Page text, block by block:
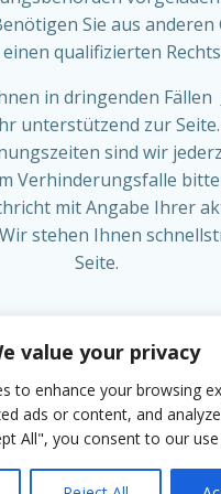
value your privacy
to enhance your browsing
ads or content, and
All", you consent to our
Sie aus anderen
qualifizierten
in dringenden Fällen
unterstützend zur
sind wir
Verhinderungsfalle
mit Angabe Ihrer
stehen Ihnen
Seite.
© 2026 LMP